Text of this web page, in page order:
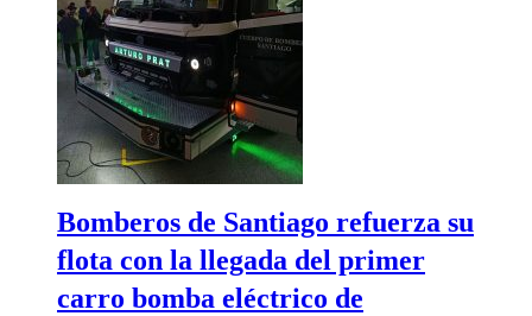
Bomberos de Santiago refuerza su
flota con la llegada del primer
carro bomba eléctrico de